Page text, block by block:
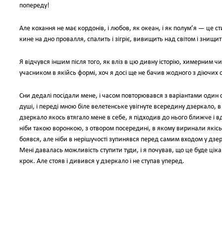
попереду!
Але кохання не має кордонів, і любов, як океан, і як полум’я — це
кине на дно провалля, спалить і зігріє, вивищить над світом і
Я відчувся іншим після того, як вліз в цю дивну історію, химерним
учасником в якійсь формі, хоч я досі ще не бачив жодного з діючих
Сни дедалі посідали мене, і часом повторювався з варіантами один
душі, і переді мною біле велетенське увігнуте всередину
дзеркало якось втягало мене в себе, я підходив до нього ближче і
ніби такою воронкою, з отвором посередині, в якому виринали
боявся, але ніби в нерішучості зупинявся перед самим входом у
Мені давалась можливість ступити туди, і я почував, що це буде
крок. Але стояв і дивився у дзеркало і не ступав уперед.